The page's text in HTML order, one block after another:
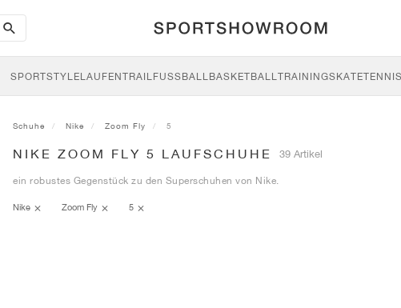
search-
btn
SPORTSTYLELAUFENTRAILFUSSBALL BASKETBALLTRAININGSKATETENNIS
Schuhe Nike Zoom Fly 5
NIKE ZOOM FLY 5 LAUFSCHUHE 39 Artikel
ein robustes Gegenstück zu den Superschuhen von Nike.
Nike Zoom Fly 5